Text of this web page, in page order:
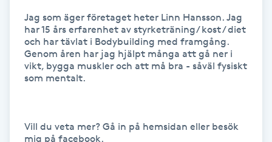
IPL hårborttagning
Jag som äger företaget heter Linn Hansson. Jag
har 15 års erfarenhet av styrketräning/ kost / diet
och har tävlat i Bodybuilding med framgång.
Genom åren har jag hjälpt många att gå ner i
vikt, bygga muskler och att må bra - såväl fysiskt
som mentalt.
Vill du veta mer? Gå in på hemsidan eller besök
mig på facebook.